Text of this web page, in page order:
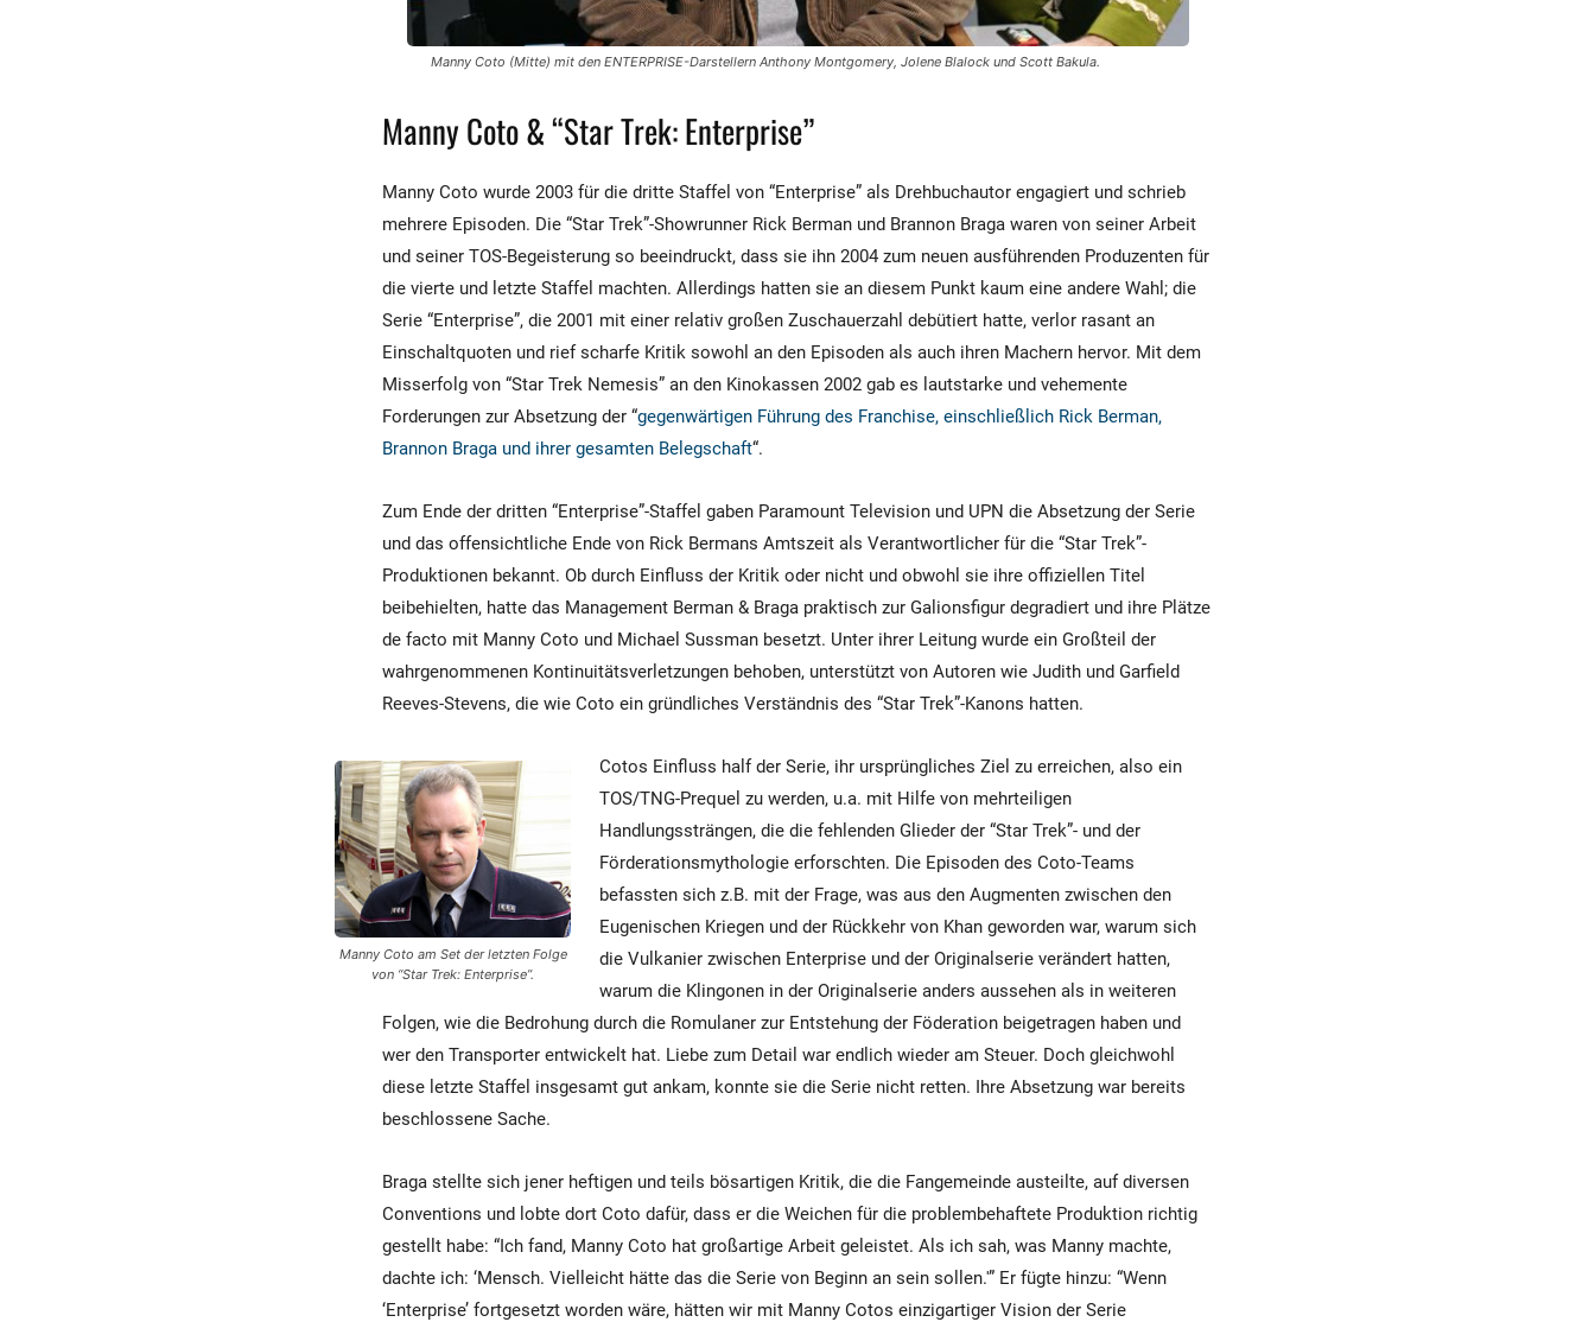
Manny Coto (Mitte) mit den ENTERPRISE-Darstellern Anthony Montgomery, Jolene Blalock und Scott Bakula.
Manny Coto & “Star Trek: Enterprise”
Manny Coto wurde 2003 für die dritte Staffel von “Enterprise” als Drehbuchautor engagiert und schrieb
mehrere Episoden. Die “Star Trek”-Showrunner Rick Berman und Brannon Braga waren von seiner Arbeit
und seiner TOS-Begeisterung so beeindruckt, dass sie ihn 2004 zum neuen ausführenden Produzenten für
die vierte und letzte Staffel machten. Allerdings hatten sie an diesem Punkt kaum eine andere Wahl; die
Serie “Enterprise”, die 2001 mit einer relativ großen Zuschauerzahl debütiert hatte, verlor rasant an
Einschaltquoten und rief scharfe Kritik sowohl an den Episoden als auch ihren Machern hervor. Mit dem
Misserfolg von “Star Trek Nemesis” an den Kinokassen 2002 gab es lautstarke und vehemente
Forderungen zur Absetzung der “gegenwärtigen Führung des Franchise, einschließlich Rick Berman,
Brannon Braga und ihrer gesamten Belegschaft“.
Zum Ende der dritten “Enterprise”-Staffel gaben Paramount Television und UPN die Absetzung der Serie
und das offensichtliche Ende von Rick Bermans Amtszeit als Verantwortlicher für die “Star Trek”-
Produktionen bekannt. Ob durch Einfluss der Kritik oder nicht und obwohl sie ihre offiziellen Titel
beibehielten, hatte das Management Berman & Braga praktisch zur Galionsfigur degradiert und ihre Plätze
de facto mit Manny Coto und Michael Sussman besetzt. Unter ihrer Leitung wurde ein Großteil der
wahrgenommenen Kontinuitätsverletzungen behoben, unterstützt von Autoren wie Judith und Garfield
Reeves-Stevens, die wie Coto ein gründliches Verständnis des “Star Trek”-Kanons hatten.
Manny Coto am Set der letzten Folge
von “Star Trek: Enterprise”.
Cotos Einfluss half der Serie, ihr ursprüngliches Ziel zu erreichen, also ein
TOS/TNG-Prequel zu werden, u.a. mit Hilfe von mehrteiligen
Handlungssträngen, die die fehlenden Glieder der “Star Trek”- und der
Förderationsmythologie erforschten. Die Episoden des Coto-Teams
befassten sich z.B. mit der Frage, was aus den Augmenten zwischen den
Eugenischen Kriegen und der Rückkehr von Khan geworden war, warum sich
die Vulkanier zwischen Enterprise und der Originalserie verändert hatten,
warum die Klingonen in der Originalserie anders aussehen als in weiteren
Folgen, wie die Bedrohung durch die Romulaner zur Entstehung der Föderation beigetragen haben und
wer den Transporter entwickelt hat. Liebe zum Detail war endlich wieder am Steuer. Doch gleichwohl
diese letzte Staffel insgesamt gut ankam, konnte sie die Serie nicht retten. Ihre Absetzung war bereits
beschlossene Sache.
Braga stellte sich jener heftigen und teils bösartigen Kritik, die die Fangemeinde austeilte, auf diversen
Conventions und lobte dort Coto dafür, dass er die Weichen für die problembehaftete Produktion richtig
gestellt habe: “Ich fand, Manny Coto hat großartige Arbeit geleistet. Als ich sah, was Manny machte,
dachte ich: ‘Mensch. Vielleicht hätte das die Serie von Beginn an sein sollen.'” Er fügte hinzu: “Wenn
‘Enterprise’ fortgesetzt worden wäre, hätten wir mit Manny Cotos einzigartiger Vision der Serie